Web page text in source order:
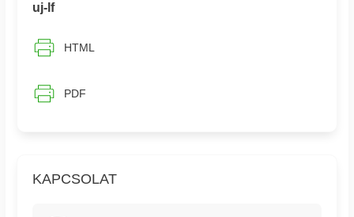
KAPCSOLAT
uj-lf
HTML
PDF